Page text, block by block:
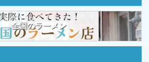
全国のラーメン